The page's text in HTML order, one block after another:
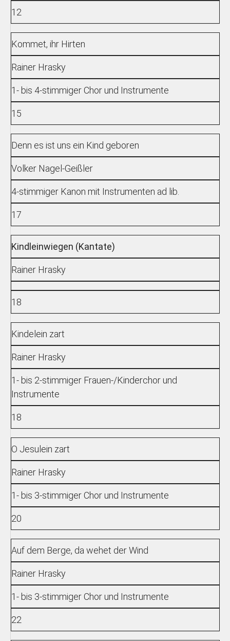
12
Kommet, ihr Hirten
Rainer Hrasky
1- bis 4-stimmiger Chor und Instrumente
15
Denn es ist uns ein Kind geboren
Volker Nagel-Geißler
4-stimmiger Kanon mit Instrumenten ad lib.
17
Kindleinwiegen (Kantate)
Rainer Hrasky
18
Kindelein zart
Rainer Hrasky
1- bis 2-stimmiger Frauen-/Kinderchor und
Instrumente
18
O Jesulein zart
Rainer Hrasky
1- bis 3-stimmiger Chor und Instrumente
20
Auf dem Berge, da wehet der Wind
Rainer Hrasky
1- bis 3-stimmiger Chor und Instrumente
22